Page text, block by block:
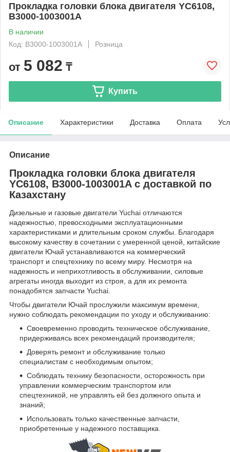
Прокладка головки блока двигателя YC6108,
B3000-1003001A
В наличии
Код: B3000-1003001A
Розница
от 5 082 ₸
Купить
Описание Характеристики Доставка Оплата
Описание
Прокладка головки блока двигателя
YC6108, B3000-1003001A с доставкой по
Казахстану
Дизельные и газовые двигатели Yuchai отличаются
надежностью, превосходными эксплуатационными
характеристиками и длительным сроком службы. Благодаря
высокому качеству в сочетании с умеренной ценой, китайские
двигатели Ючай устанавливаются на коммерческий
транспорт и спецтехнику по всему миру. Несмотря на
надежность и неприхотливость в обслуживании, силовые
агрегаты иногда выходит из строя, а для их ремонта
понадобятся запчасти Yuchai.
Чтобы двигатели Ючай прослужили максимум времени,
нужно соблюдать рекомендации по уходу и обслуживанию:
Своевременно проводить техническое обслуживание,
придерживаясь всех рекомендаций производителя;
Доверять ремонт и обслуживание только
специалистам с необходимым опытом;
Соблюдать технику безопасности, осторожность при
управлении коммерческим транспортом или
спецтехникой, не управлять ей без должного опыта и
знаний;
Использовать только качественные запчасти,
приобретенные у надежного поставщика.